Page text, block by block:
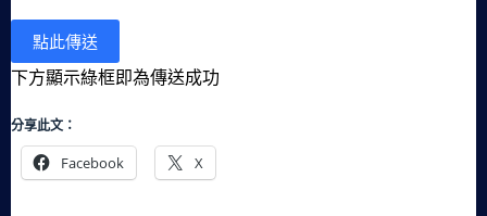
下方顯示綠框即為傳送成功
分享此文：
Facebook X